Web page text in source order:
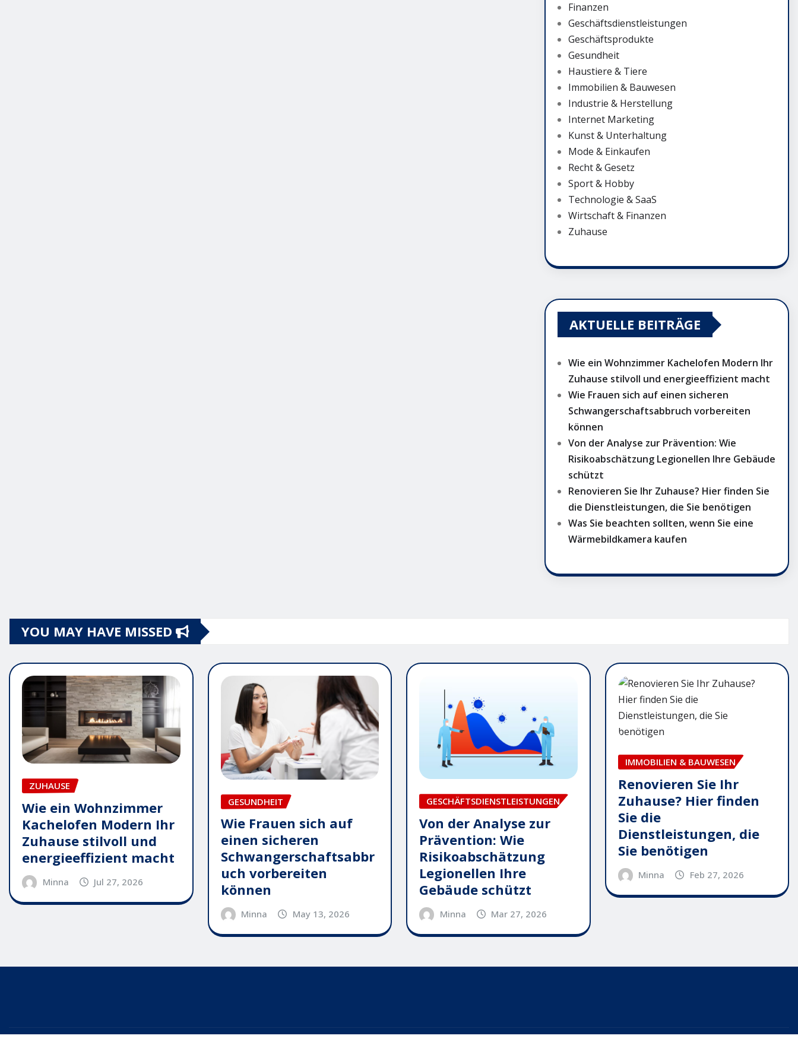
Finanzen
Geschäftsdienstleistungen
Geschäftsprodukte
Gesundheit
Haustiere & Tiere
Immobilien & Bauwesen
Industrie & Herstellung
Internet Marketing
Kunst & Unterhaltung
Mode & Einkaufen
Recht & Gesetz
Sport & Hobby
Technologie & SaaS
Wirtschaft & Finanzen
Zuhause
AKTUELLE BEITRÄGE
Wie ein Wohnzimmer Kachelofen Modern Ihr
Zuhause stilvoll und energieeffizient macht
Wie Frauen sich auf einen sicheren
Schwangerschaftsabbruch vorbereiten
können
Von der Analyse zur Prävention: Wie
Risikoabschätzung Legionellen Ihre Gebäude
schützt
Renovieren Sie Ihr Zuhause? Hier finden Sie
die Dienstleistungen, die Sie benötigen
Was Sie beachten sollten, wenn Sie eine
Wärmebildkamera kaufen
YOU MAY HAVE MISSED
ZUHAUSE
Wie ein Wohnzimmer
Kachelofen Modern Ihr
Zuhause stilvoll und
energieeffizient macht
Minna Jul 27, 2026
GESUNDHEIT
Wie Frauen sich auf
einen sicheren
Schwangerschaftsabbr
uch vorbereiten
können
Minna May 13, 2026
GESCHÄFTSDIENSTLEISTUNGEN
Von der Analyse zur
Prävention: Wie
Risikoabschätzung
Legionellen Ihre
Gebäude schützt
Minna Mar 27, 2026
IMMOBILIEN & BAUWESEN
Renovieren Sie Ihr
Zuhause? Hier finden
Sie die
Dienstleistungen, die
Sie benötigen
Minna Feb 27, 2026